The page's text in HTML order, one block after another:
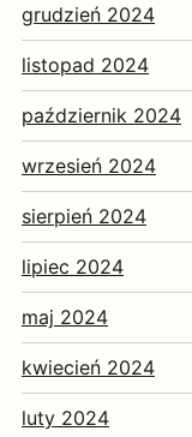
grudzień 2024
listopad 2024
październik 2024
wrzesień 2024
sierpień 2024
lipiec 2024
maj 2024
kwiecień 2024
luty 2024